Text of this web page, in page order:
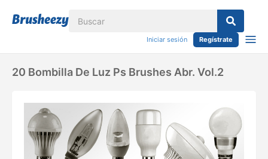
Iniciar sesión Regístrate
20 Bombilla De Luz Ps Brushes Abr. Vol.2